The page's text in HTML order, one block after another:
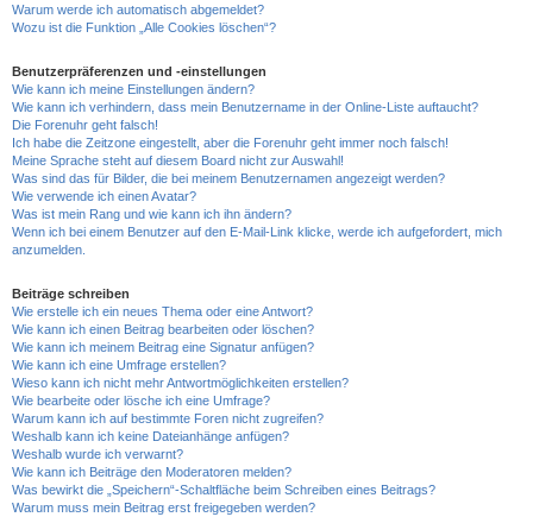
Warum werde ich automatisch abgemeldet?
Wozu ist die Funktion „Alle Cookies löschen“?
Benutzerpräferenzen und -einstellungen
Wie kann ich meine Einstellungen ändern?
Wie kann ich verhindern, dass mein Benutzername in der Online-Liste auftaucht?
Die Forenuhr geht falsch!
Ich habe die Zeitzone eingestellt, aber die Forenuhr geht immer noch falsch!
Meine Sprache steht auf diesem Board nicht zur Auswahl!
Was sind das für Bilder, die bei meinem Benutzernamen angezeigt werden?
Wie verwende ich einen Avatar?
Was ist mein Rang und wie kann ich ihn ändern?
Wenn ich bei einem Benutzer auf den E-Mail-Link klicke, werde ich aufgefordert, mich
anzumelden.
Beiträge schreiben
Wie erstelle ich ein neues Thema oder eine Antwort?
Wie kann ich einen Beitrag bearbeiten oder löschen?
Wie kann ich meinem Beitrag eine Signatur anfügen?
Wie kann ich eine Umfrage erstellen?
Wieso kann ich nicht mehr Antwortmöglichkeiten erstellen?
Wie bearbeite oder lösche ich eine Umfrage?
Warum kann ich auf bestimmte Foren nicht zugreifen?
Weshalb kann ich keine Dateianhänge anfügen?
Weshalb wurde ich verwarnt?
Wie kann ich Beiträge den Moderatoren melden?
Was bewirkt die „Speichern“-Schaltfläche beim Schreiben eines Beitrags?
Warum muss mein Beitrag erst freigegeben werden?